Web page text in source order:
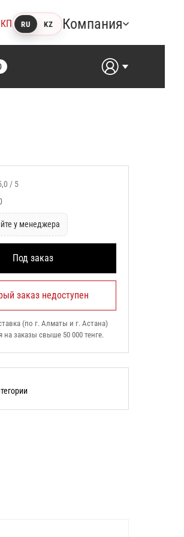
RU KZ Компания
товара:
/ 5
у менеджера
Под заказ
заказ недоступен
(по г. Алматы и г. Астана)
на заказы свыше 50 000 тенге.